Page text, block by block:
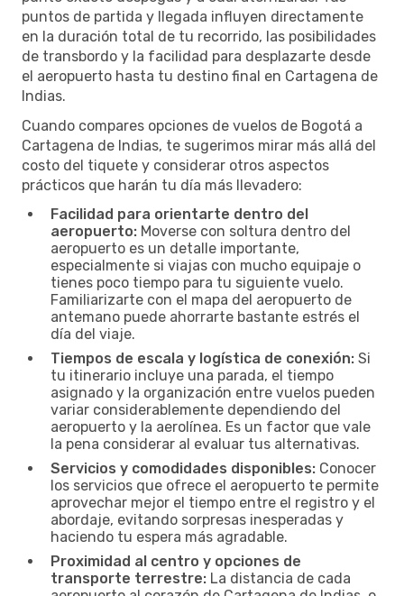
puntos de partida y llegada influyen directamente
en la duración total de tu recorrido, las posibilidades
de transbordo y la facilidad para desplazarte desde
el aeropuerto hasta tu destino final en Cartagena de
Indias.
Cuando compares opciones de vuelos de Bogotá a
Cartagena de Indias, te sugerimos mirar más allá del
costo del tiquete y considerar otros aspectos
prácticos que harán tu día más llevadero:
Facilidad para orientarte dentro del
aeropuerto: Moverse con soltura dentro del
aeropuerto es un detalle importante,
especialmente si viajas con mucho equipaje o
tienes poco tiempo para tu siguiente vuelo.
Familiarizarte con el mapa del aeropuerto de
antemano puede ahorrarte bastante estrés el
día del viaje.
Tiempos de escala y logística de conexión: Si
tu itinerario incluye una parada, el tiempo
asignado y la organización entre vuelos pueden
variar considerablemente dependiendo del
aeropuerto y la aerolínea. Es un factor que vale
la pena considerar al evaluar tus alternativas.
Servicios y comodidades disponibles: Conocer
los servicios que ofrece el aeropuerto te permite
aprovechar mejor el tiempo entre el registro y el
abordaje, evitando sorpresas inesperadas y
haciendo tu espera más agradable.
Proximidad al centro y opciones de
transporte terrestre: La distancia de cada